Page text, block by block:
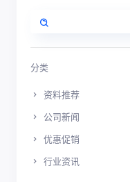
分类
资料推荐
公司新闻
优惠促销
行业资讯